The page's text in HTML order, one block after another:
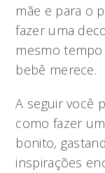
mãe e para o
fazer uma
mesmo
bebê merece.
A seguir você
como fazer
bonito,
inspirações